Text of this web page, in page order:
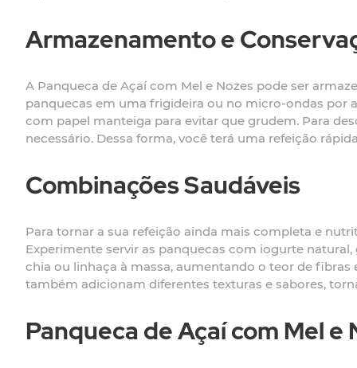
Armazenamento e
A Panqueca de Açaí com Mel e Nozes pode ser
panquecas em uma frigideira ou no micro-ondas por
com papel manteiga para evitar que grudem. Para
necessário. Dessa forma, você terá uma refeição
Combinações Saudáveis
Para tornar a sua refeição ainda mais completa e
Experimente servir as panquecas com iogurte
chia ou linhaça à massa, aumentando o teor de
também adicionam diferentes texturas e sabores,
Panqueca de Açaí com Mel e